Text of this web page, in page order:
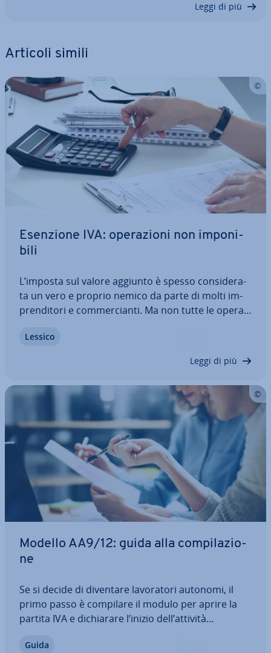
Leggi di più
Articoli simili
Esenzione IVA: ope­ra­zio­ni non im­po­ni­
bi­li
L’imposta sul valore aggiunto è spesso con­si­de­ra­
ta un vero e proprio nemico da parte di molti im­
pren­di­to­ri e com­mer­cian­ti. Ma non tutte le ope­ra­
pagamento dell’IVA. Se operate nei settori che la
Lessico
Leggi di più
Modello AA9/12: guida alla com­pi­la­zio­
ne
Se si decide di diventare la­vo­ra­to­ri autonomi, il
primo passo è compilare il modulo per aprire la
partita IVA e di­chia­ra­re l’inizio dell’attività
modulo sarete in regola con il fisco e potrete co­
Guida